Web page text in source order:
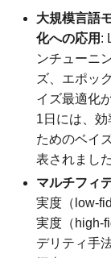
大規模言語
化への応用 :
ンチューニ
ズ、エポッ
イズ最適化
1日には、
ためのベイ
表されました
マルチフィ
実度（low-
実度（high-
デリティ手